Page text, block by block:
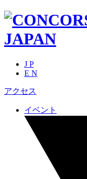
J P
E N
アクセス
イベント